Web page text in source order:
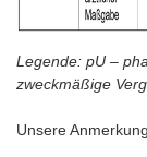
Legende: pU –
zweckmäßige
Unsere